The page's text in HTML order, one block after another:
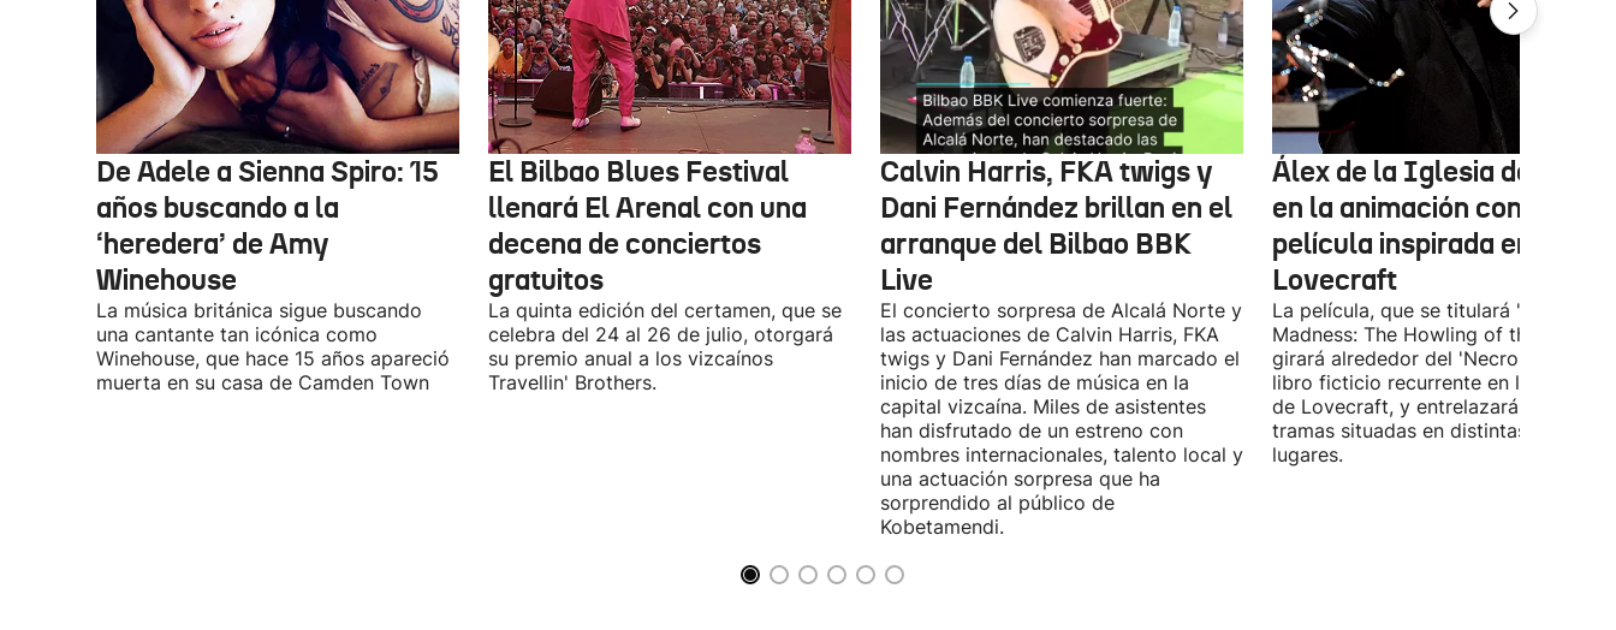
De Adele a Sienna Spiro: 15
años buscando a la
‘heredera’ de Amy
Winehouse
La música británica sigue buscando
una cantante tan icónica como
Winehouse, que hace 15 años apareció
muerta en su casa de Camden Town
El Bilbao Blues Festival
llenará El Arenal con una
decena de conciertos
gratuitos
La quinta edición del certamen, que se
celebra del 24 al 26 de julio, otorgará
su premio anual a los vizcaínos
Travellin' Brothers.
Calvin Harris, FKA twigs y
Dani Fernández brillan en el
arranque del Bilbao BBK
Live
El concierto sorpresa de Alcalá Norte y
las actuaciones de Calvin Harris, FKA
twigs y Dani Fernández han marcado el
inicio de tres días de música en la
capital vizcaína. Miles de asistentes
han disfrutado de un estreno con
nombres internacionales, talento local y
una actuación sorpresa que ha
sorprendido al público de
Kobetamendi.
Álex de la Iglesia debutará
en la animación con una
película inspirada en
Lovecraft
La película, que se titulará 'Ages of
Madness: The Howling of the Jinn',
girará alrededor del 'Necronomicón',
libro ficticio recurrente en los relatos
de Lovecraft, y entrelazará varias
tramas situadas en distintas épocas y
lugares.